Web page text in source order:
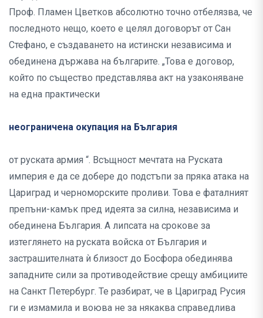
Проф. Пламен Цветков абсолютно точно отбелязва, че
последното нещо, което е целял договорът от Сан
Стефано, е създаването на истински независима и
обединена държава на българите. „Това е договор,
който по същество представлява акт на узаконяване
на една практически
неограничена окупация на България
от руската армия “. Всъщност мечтата на Руската
империя е да се добере до подстъпи за пряка атака на
Цариград и черноморските проливи. Това е фаталният
препъни-камък пред идеята за силна, независима и
обединена България. А липсата на срокове за
изтеглянето на руската войска от България и
застрашителната ѝ близост до Босфора обединява
западните сили за противодействие срещу амбициите
на Санкт Петербург. Те разбират, че в Цариград Русия
ги е измамила и воюва не за някаква справедлива